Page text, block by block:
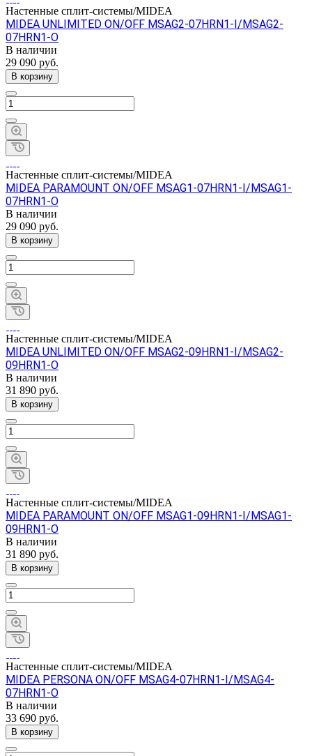
Настенные сплит-системы/MIDEA
MIDEA UNLIMITED ON/OFF MSAG2-07HRN1-I/MSAG2-
07HRN1-O
В наличии
29 090 руб.
В корзину
Настенные сплит-системы/MIDEA
MIDEA PARAMOUNT ON/OFF MSAG1-07HRN1-I/MSAG1-
07HRN1-O
В наличии
29 090 руб.
В корзину
Настенные сплит-системы/MIDEA
MIDEA UNLIMITED ON/OFF MSAG2-09HRN1-I/MSAG2-
09HRN1-O
В наличии
31 890 руб.
В корзину
Настенные сплит-системы/MIDEA
MIDEA PARAMOUNT ON/OFF MSAG1-09HRN1-I/MSAG1-
09HRN1-O
В наличии
31 890 руб.
В корзину
Настенные сплит-системы/MIDEA
MIDEA PERSONA ON/OFF MSAG4-07HRN1-I/MSAG4-
07HRN1-O
В наличии
33 690 руб.
В корзину